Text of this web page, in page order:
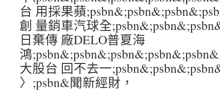
台 用採果蘋
創 量銷車汽球全
日棄傳 廠DELO普夏海
鴻
大股台 回不去一
〉;psbn&聞新經財，